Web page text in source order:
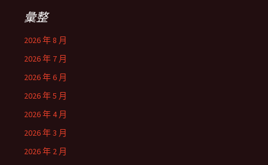
彙整
2026 年 8 月
2026 年 7 月
2026 年 6 月
2026 年 5 月
2026 年 4 月
2026 年 3 月
2026 年 2 月